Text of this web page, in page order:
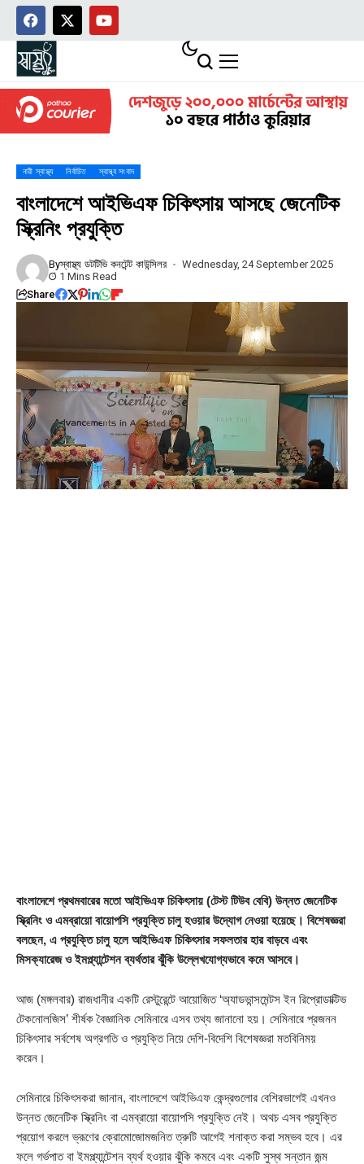
নারী স্বাস্থ্য নির্বাচিত স্বাস্থ্য সংবাদ
বাংলাদেশে আইভিএফ চিকিৎসায় আসছে জেনেটিক
স্ক্রিনিং প্রযুক্তি
Byস্বাস্থ্য ডটটিভি কনটেন্ট কাউন্সিলর
Wednesday, 24 September 2025
1 Mins Read
Share
বাংলাদেশে প্রথমবারের মতো আইভিএফ চিকিৎসায় (টেস্ট টিউব বেবি) উন্নত জেনেটিক
স্ক্রিনিং ও এমব্রায়ো বায়োপসি প্রযুক্তি চালু হওয়ার উদ্যোগ নেওয়া হয়েছে। বিশেষজ্ঞরা
বলছেন, এ প্রযুক্তি চালু হলে আইভিএফ চিকিৎসার সফলতার হার বাড়বে এবং
মিসক্যারেজ ও ইমপ্ল্যান্টেশন ব্যর্থতার ঝুঁকি উল্লেখযোগ্যভাবে কমে আসবে।
আজ (মঙ্গলবার) রাজধানীর একটি রেস্টুরেন্টে আয়োজিত ‘অ্যাডভান্সমেন্টস ইন রিপ্রোডাক্টিভ
টেকনোলজিস’ শীর্ষক বৈজ্ঞানিক সেমিনারে এসব তথ্য জানানো হয়। সেমিনারে প্রজনন
চিকিৎসার সর্বশেষ অগ্রগতি ও প্রযুক্তি নিয়ে দেশি-বিদেশি বিশেষজ্ঞরা মতবিনিময়
করেন।
সেমিনারে চিকিৎসকরা জানান, বাংলাদেশে আইভিএফ কেন্দ্রগুলোর বেশিরভাগেই এখনও
উন্নত জেনেটিক স্ক্রিনিং বা এমব্রায়ো বায়োপসি প্রযুক্তি নেই। অথচ এসব প্রযুক্তি
প্রয়োগ করলে ভ্রূণের ক্রোমোজোমজনিত ত্রুটি আগেই শনাক্ত করা সম্ভব হবে। এর
ফলে গর্ভপাত বা ইমপ্ল্যান্টেশন ব্যর্থ হওয়ার ঝুঁকি কমবে এবং একটি সুস্থ সন্তান জন্ম